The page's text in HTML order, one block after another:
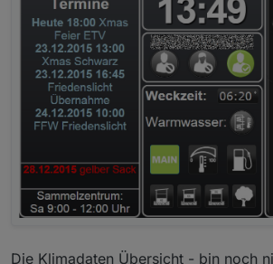
Die Klimadaten Übersicht - bin noch